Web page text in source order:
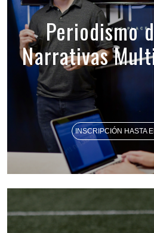
Periodismo
Narrativas
INSCRIPCIÓN HASTA